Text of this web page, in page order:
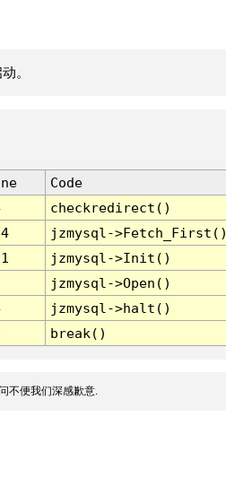
。
Code
checkredirect()
jzmysql-
jzmysql->Init()
jzmysql->Open()
jzmysql->halt()
break()
不便我们深感歉意.